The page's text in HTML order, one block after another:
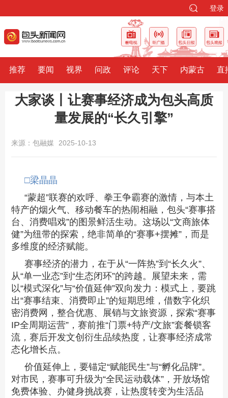
登录
推荐 要闻 视界 问政 评论 天下 内蒙古 直
大家谈丨让赛事经济成为包头高质
量发展的“长久引擎”
来源：包融媒 2025-10-13
□梁晶晶
“蒙超”联赛的欢呼、拳王争霸赛的激情，与本土
特产的烟火气、移动餐车的热闹相融，包头“赛事搭
台、消费唱戏”的图景鲜活生动。这场以“文商旅体
健”为纽带的探索，绝非简单的“赛事+摆摊”，而是
多维度的经济赋能。
赛事经济的潜力，在于从“一阵热”到“长久火”、
从“单一业态”到“生态闭环”的跨越。展望未来，需
以“模式深化”与“价值延伸”双向发力：模式上，要跳
出“赛事结束、消费即止”的短期思维，借数字化织
密消费网，整合优惠、展销与文旅资源，探索“赛事
IP全周期运营”，赛前推“门票+特产/文旅”套餐锁客
流，赛后开发文创衍生品续热度，让赛事经济成常
态化增长点。
价值延伸上，要锚定“赋能民生”与“孵化品牌”。
对市民，赛事可升级为“全民运动载体”，开放场馆
免费体验、办健身挑战赛，让热度转变为生活品